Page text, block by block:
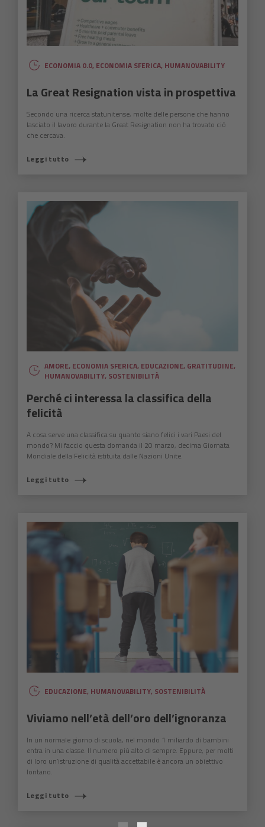
ECONOMIA 0.0, ECONOMIA SFERICA, HUMANOVABILITY
La Great Resignation vista in prospettiva
Secondo una ricerca statunitense, molte delle persone che hanno
lasciato il lavoro durante la Great Resignation non ha trovato ciò
che cercava.
Leggi tutto
AMORE, ECONOMIA SFERICA, EDUCAZIONE, GRATITUDINE,
HUMANOVABILITY, SOSTENIBILITÀ
Perché ci interessa la classifica della
felicità
A cosa serve una classifica su quanto siano felici i vari Paesi del
mondo? Mi faccio questa domanda il 20 marzo, decima Giornata
Mondiale della Felicità istituita dalle Nazioni Unite.
Leggi tutto
EDUCAZIONE, HUMANOVABILITY, SOSTENIBILITÀ
Viviamo nell’età dell’oro dell’ignoranza
In un normale giorno di scuola, nel mondo 1 miliardo di bambini
entra in una classe. Il numero più alto di sempre. Eppure, per molti
di loro un’istruzione di qualità accettabile è ancora un obiettivo
lontano.
Leggi tuttoCOSA STAI CERCANDO?